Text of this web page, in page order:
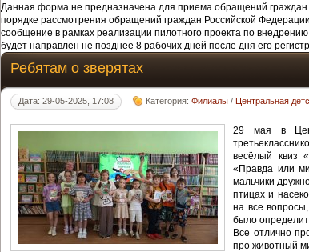
Данная форма не предназначена для приема обращений
порядке рассмотрения обращений граждан Российской
сообщение в рамках реализации пилотного проекта по
будет направлен не позднее 8 рабочих дней после дня его
Ребятам о зверятах
Дата: 29-05-2025, 17:08 Категория:Филиалы /Центральная
29 мая в
весёлый квиз
«Правда или
мальчики
птицах и
на все
было
Все отлично
про животный